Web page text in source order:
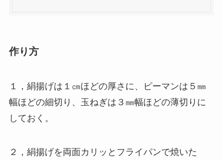
作り方
１，絹揚げは１㎝ほどの厚さに、ピーマンは５㎜
幅ほどの細切り、玉ねぎは３㎜幅ほどの薄切りに
しておく。
２，絹揚げを両面カリッとフライパンで焼いた